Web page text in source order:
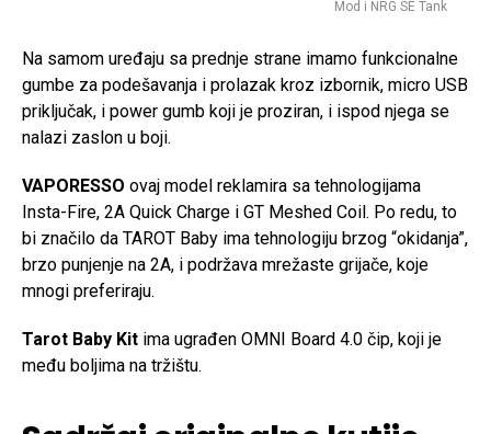
Mod i NRG SE Tank
Na samom uređaju sa prednje strane imamo funkcionalne
gumbe za podešavanja i prolazak kroz izbornik, micro USB
priključak, i power gumb koji je proziran, i ispod njega se
nalazi zaslon u boji.
VAPORESSO ovaj model reklamira sa tehnologijama
Insta-Fire, 2A Quick Charge i GT Meshed Coil. Po redu, to
bi značilo da TAROT Baby ima tehnologiju brzog “okidanja”,
brzo punjenje na 2A, i podržava mrežaste grijače, koje
mnogi preferiraju.
Tarot Baby Kit ima ugrađen OMNI Board 4.0 čip, koji je
među boljima na tržištu.